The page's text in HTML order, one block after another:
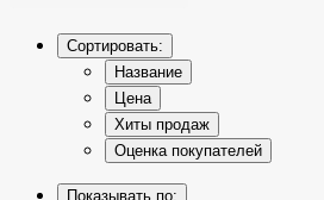
Сортировать:
Название
Цена
Хиты продаж
Оценка покупателей
Показывать по: